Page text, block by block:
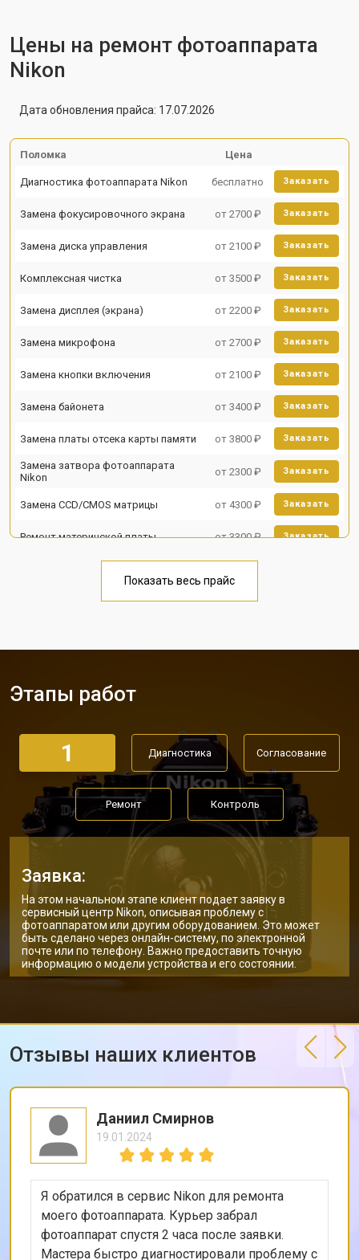
Цены на ремонт фотоаппарата
Nikon
Дата обновления прайса: 17.07.2026
Поломка Цена
Диагностика фотоаппарата Nikon бесплатно Заказать
Замена фокусировочного экрана от 2700 ₽ Заказать
Замена диска управления от 2100 ₽ Заказать
Комплексная чистка от 3500 ₽ Заказать
Замена дисплея (экрана) от 2200 ₽ Заказать
Замена микрофона от 2700 ₽ Заказать
Замена кнопки включения от 2100 ₽ Заказать
Замена байонета от 3400 ₽ Заказать
Замена платы отсека карты памяти от 3800 ₽ Заказать
Замена затвора фотоаппарата
Nikon
от 2300 ₽ Заказать
Замена CCD/CMOS матрицы от 4300 ₽ Заказать
Ремонт материнской платы от 3300 ₽ Заказать
Чистка матрицы фотоаппарата
Показать весь прайс
Этапы работ
1 Диагностика Согласование
Ремонт Контроль
Заявка:
На этом начальном этапе клиент подает заявку в
сервисный центр Nikon, описывая проблему с
фотоаппаратом или другим оборудованием. Это может
быть сделано через онлайн-систему, по электронной
почте или по телефону. Важно предоставить точную
информацию о модели устройства и его состоянии.
Отзывы наших клиентов
Даниил Смирнов
19.01.2024
Я обратился в сервис Nikon для ремонта
моего фотоаппарата. Курьер забрал
фотоаппарат спустя 2 часа после заявки.
Мастера быстро диагностировали проблему с